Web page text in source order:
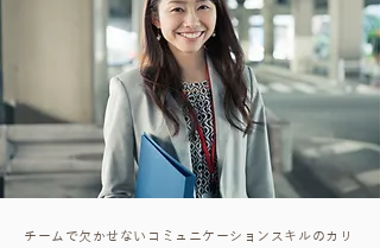
チームで欠かせないコミュニケーションスキルのカリ